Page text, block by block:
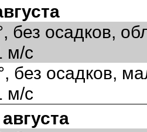
осадков,
м/с
осадков,
м/с